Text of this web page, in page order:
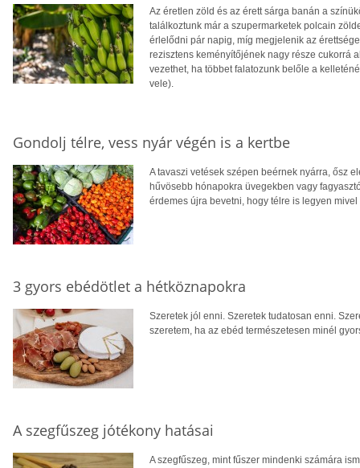
Az éretlen zöld és az érett sárga banán a
találkoztunk már a szupermarketek polcain
érlelődni pár napig, míg megjelenik az
rezisztens keményítőjének nagy része cukorrá
vezethet, ha többet falatozunk belőle a
vele).
Gondolj télre, vess nyár végén is a kertbe
A tavaszi vetések szépen beérnek nyárra, ősz
hűvösebb hónapokra üvegekben vagy
érdemes újra bevetni, hogy télre is legyen
3 gyors ebédötlet a hétköznapokra
Szeretek jól enni. Szeretek tudatosan enni.
szeretem, ha az ebéd természetesen minél
A szegfűszeg jótékony hatásai
A szegfűszeg, mint fűszer mindenki számára